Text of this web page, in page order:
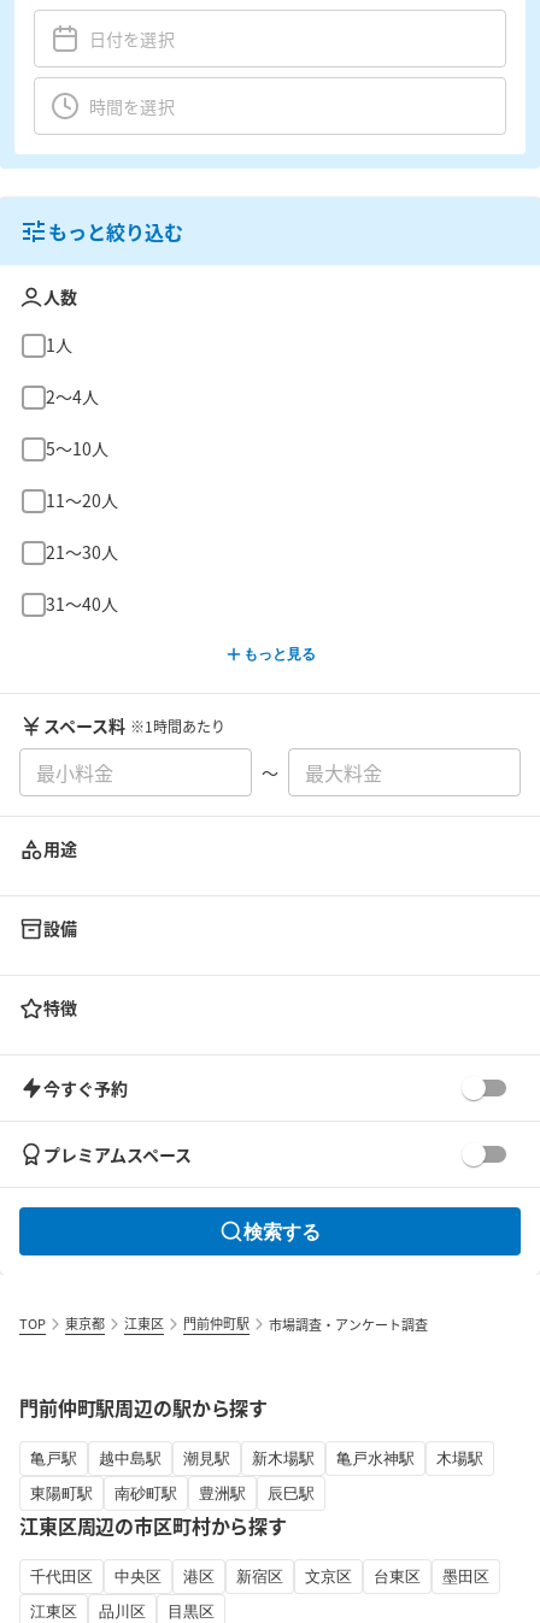
もっと絞り込む
人数
1人
2〜4人
5〜10人
11〜20人
21〜30人
31〜40人
もっと見る
スペース料 ※1時間あたり
〜
用途
設備
特徴
今すぐ予約
プレミアムスペース
検索する
TOP 東京都 江東区 門前仲町駅 市場調査・アンケート調査
門前仲町駅周辺の駅から探す
亀戸駅 越中島駅 潮見駅 新木場駅 亀戸水神駅
木場駅
東陽町駅
南砂町駅 豊洲駅 辰巳駅
江東区周辺の市区町村から探す
千代田区 中央区 港区 新宿区 文京区 台東区
墨田区
江東区
品川区 目黒区